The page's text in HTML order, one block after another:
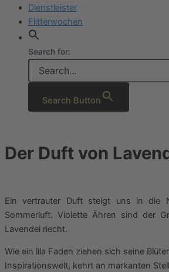
Dienstleister
Flitterwochen
Search for:
Search Button
Der Duft von
Ein vertrauter Duft steigt uns in die
Sommerluft. Violette Ähren sind der
Lavendel riecht.
Wie ein lila Faden ziehen sich seine
Inspirationswelt, kehrt an markanten